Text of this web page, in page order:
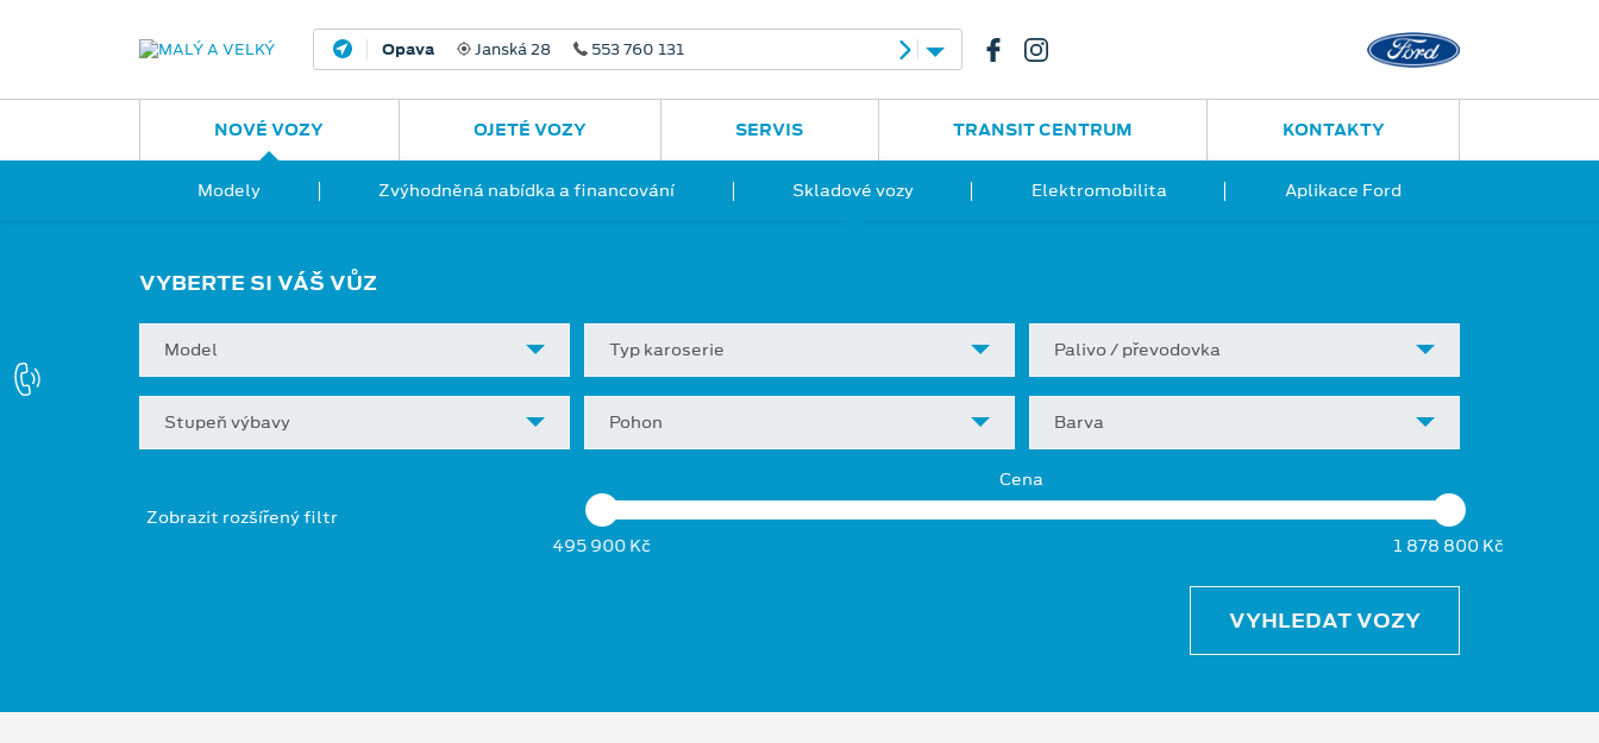
Opava Janská 28 553 760 131 Ostrava - Vítkovice
NOVÉ VOZY
Modely Zvýhodněná nabídka a financování Skladové vozy Elektromobilita Aplikace Ford
OJETÉ VOZY SERVIS TRANSIT CENTRUM KONTAKTY
VYBERTE SI VÁŠ VŮZ
Model Typ karoserie Palivo / převodovka
Stupeň výbavy Pohon Barva
Zobrazit rozšířený filtr
Cena
495 900 Kč 1 878 800 Kč
VYHLEDAT VOZY